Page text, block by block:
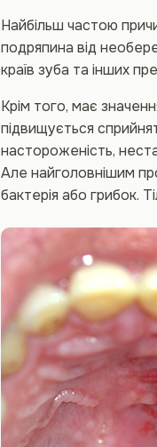
Найбільш частою
подряпина від
країв зуба та інших
Крім того, має
підвищується
настороженість,
Але найголовнішим
бактерія або грибок.